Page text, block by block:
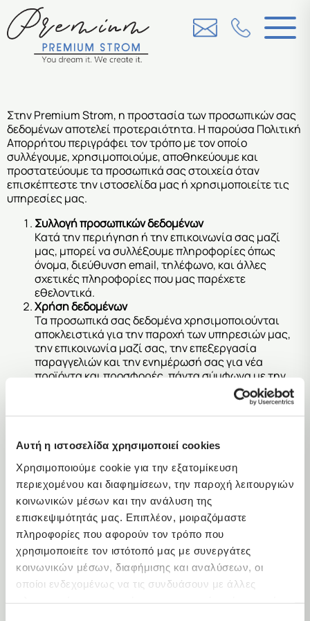
Αυτή η ιστοσελίδα χρησιμοποιεί cookies
Χρησιμοποιούμε cookie για την εξατομίκευση
περιεχομένου και διαφημίσεων, την παροχή λειτουργιών
κοινωνικών μέσων και την ανάλυση της
επισκεψιμότητάς μας. Επιπλέον, μοιραζόμαστε
πληροφορίες που αφορούν τον τρόπο που
χρησιμοποιείτε τον ιστότοπό μας με συνεργάτες
κοινωνικών μέσων, διαφήμισης και αναλύσεων, οι
οποίοι ενδεχομένως να τις συνδυάσουν με άλλες
Στην Premium Strom, η προστασία των προσωπικών σας
δεδομένων αποτελεί προτεραιότητα. Η παρούσα Πολιτική
Απορρήτου περιγράφει τον τρόπο με τον οποίο
συλλέγουμε, χρησιμοποιούμε, αποθηκεύουμε και
προστατεύουμε τα προσωπικά σας στοιχεία όταν
επισκέπτεστε την ιστοσελίδα μας ή χρησιμοποιείτε τις
υπηρεσίες μας.
Συλλογή προσωπικών δεδομένων
Κατά την περιήγηση ή την επικοινωνία σας μαζί
μας, μπορεί να συλλέξουμε πληροφορίες όπως
όνομα, διεύθυνση email, τηλέφωνο, και άλλες
σχετικές πληροφορίες που μας παρέχετε
εθελοντικά.
Χρήση δεδομένων
Τα προσωπικά σας δεδομένα χρησιμοποιούνται
αποκλειστικά για την παροχή των υπηρεσιών μας,
την επικοινωνία μαζί σας, την επεξεργασία
παραγγελιών και την ενημέρωσή σας για νέα
προϊόντα και προσφορές, πάντα σύμφωνα με την
ισχύουσα νομοθεσία περί προστασίας δεδομένων.
Δεσμευόμαστε να διασφαλίζουμε την ασφάλεια των
και οργανωτικά μέτρα, αποτρέποντας μη
καταστροφή.
Κοινοποίηση σε τρίτους
Δεν πωλούμε ή ενοικιάζουμε τα προσωπικά σας
δεδομένα σε τρίτους. Σε ορισμένες περιπτώσεις,
μπορεί να συνεργαζόμαστε με αξιόπιστους
συνεργάτες για την υλοποίηση των υπηρεσιών μας,
οι οποίοι δεσμεύονται να τηρούν την
εμπιστευτικότητα των δεδομένων.
Δικαιώματα χρήστη